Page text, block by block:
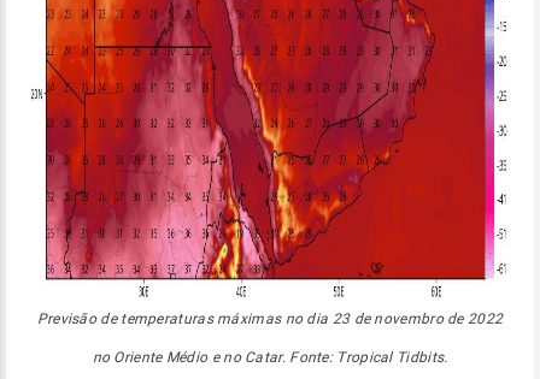
Previsão de temperaturas máximas no dia 23 de novembro de 2022
no Oriente Médio e no Catar. Fonte: Tropical Tidbits.